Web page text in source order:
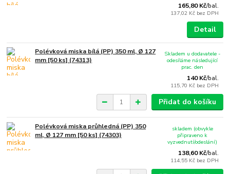
165,80 Kč/bal.
137,02 Kč bez DPH
Detail
Polévková miska bílá (PP) 350 ml, Ø 127
mm [50 ks] (74313)
140 Kč/bal.
115,70 Kč bez DPH
Skladem u dodavatele -
odesíláme následující
prac. den
Přidat do košíku
Polévková miska průhledná (PP) 350
ml, Ø 127 mm [50 ks] (74303)
138,60 Kč/bal.
114,55 Kč bez DPH
skladem (obvykle
připraveno k
vyzvednutí/odeslání)